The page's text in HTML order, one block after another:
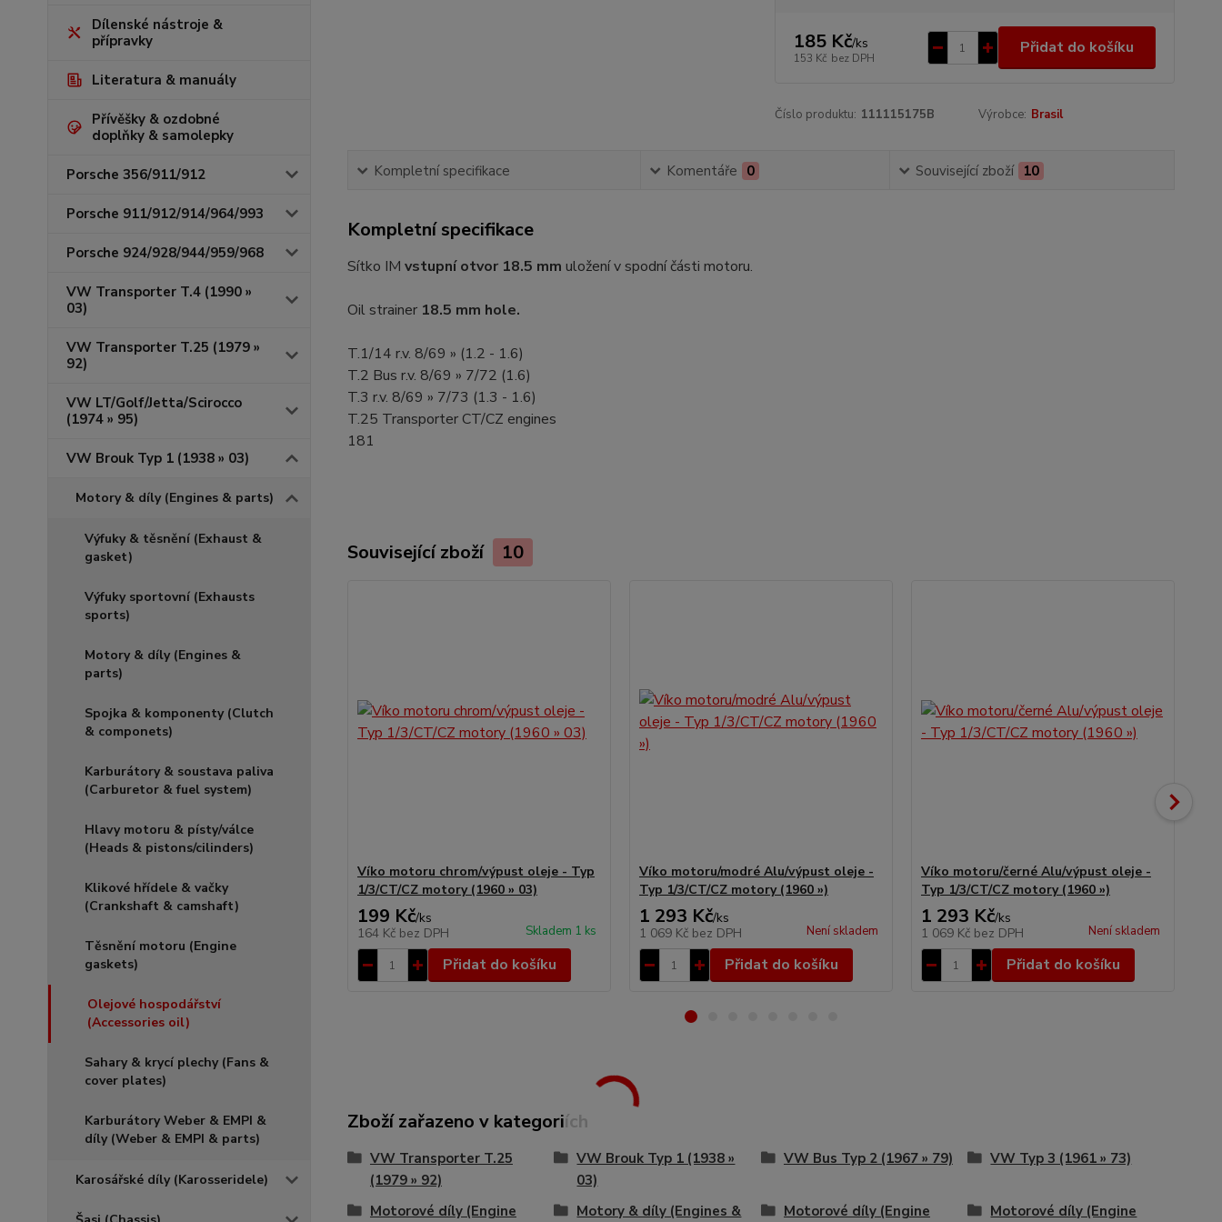
Dílenské nástroje &
přípravky
Literatura & manuály
Přívěšky & ozdobné
doplňky & samolepky
Porsche 356/911/912
Porsche 911/912/914/964/993
Porsche 924/928/944/959/968
VW Transporter T.4 (1990 »
03)
VW Transporter T.25 (1979 »
92)
VW LT/Golf/Jetta/Scirocco
(1974 » 95)
VW Brouk Typ 1 (1938 » 03)
Motory & díly (Engines & parts)
Výfuky & těsnění (Exhaust &
gasket)
Výfuky sportovní (Exhausts
sports)
Motory & díly (Engines &
parts)
Spojka & komponenty (Clutch
& componets)
Karburátory & soustava paliva
(Carburetor & fuel system)
Hlavy motoru & písty/válce
(Heads & pistons/cilinders)
Klikové hřídele & vačky
(Crankshaft & camshaft)
Těsnění motoru (Engine
gaskets)
Olejové hospodářství
(Accessories oil)
Sahary & krycí plechy (Fans &
cover plates)
Karburátory Weber & EMPI &
díly (Weber & EMPI & parts)
Karosářské díly (Karosseridele)
185 Kč/ks
153 Kč bez DPH
Přidat do košíku
Číslo produktu: 111115175B Výrobce: Brasil
Kompletní specifikace Komentáře 0 Související zboží 10
Kompletní specifikace
Sítko IM vstupní otvor 18.5 mm uložení v spodní části motoru.
Oil strainer 18.5 mm hole.
T.1/14 r.v. 8/69 » (1.2 - 1.6)
T.2 Bus r.v. 8/69 » 7/72 (1.6)
T.3 r.v. 8/69 » 7/73 (1.3 - 1.6)
T.25 Transporter CT/CZ engines
181
Související zboží 10
Víko motoru chrom/výpust oleje - Typ
1/3/CT/CZ motory (1960 » 03)
199 Kč/ks
164 Kč bez DPH Skladem 1 ks
Přidat do košíku
Víko motoru/modré Alu/výpust oleje -
Typ 1/3/CT/CZ motory (1960 »)
1 293 Kč/ks
1 069 Kč bez DPH Není skladem
Přidat do košíku
Víko motoru/černé Alu/výpust oleje -
Typ 1/3/CT/CZ motory (1960 »)
1 293 Kč/ks
1 069 Kč bez DPH Není skladem
Přidat do košíku
Zboží zařazeno v kategoriích
VW Transporter T.25
(1979 » 92)
VW Brouk Typ 1 (1938 »
03)
VW Bus Typ 2 (1967 » 79) VW Typ 3 (1961 » 73)
Motorové díly (Engine
Motory & díly (Engines &
Motorové díly (Engine
Motorové díly (Engine